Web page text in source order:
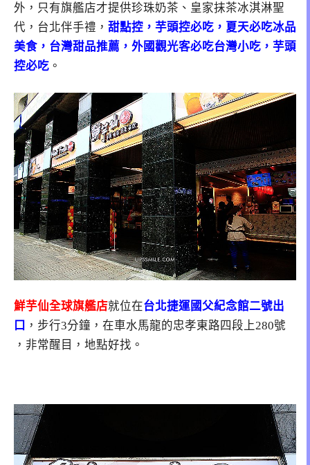
外，只有旗艦店才提供珍珠奶茶、皇家抹茶冰淇淋聖
代，台北伴手禮， 甜點控，芋頭控必吃，夏天必吃冰品
美食，台灣甜品推薦，外國觀光客必吃台灣小吃，芋頭
控必吃 。
鮮芋仙全球旗艦店就位在台北捷運國父紀念館二號出
口 ，步行3分鐘，在車水馬龍的忠孝東路四段上280號
，非常醒目，地點好找。